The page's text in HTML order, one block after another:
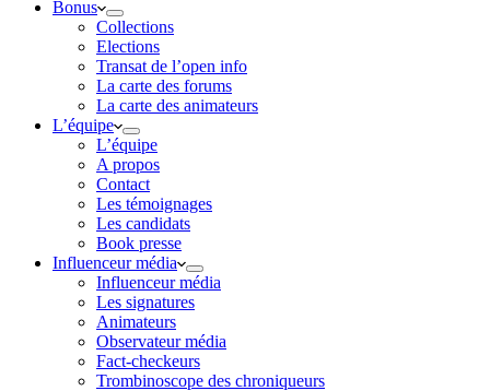
Bonus
Collections
Elections
Transat de l’open info
La carte des forums
La carte des animateurs
L’équipe
L’équipe
A propos
Contact
Les témoignages
Les candidats
Book presse
Influenceur média
Influenceur média
Les signatures
Animateurs
Observateur média
Fact-checkeurs
Trombinoscope des chroniqueurs